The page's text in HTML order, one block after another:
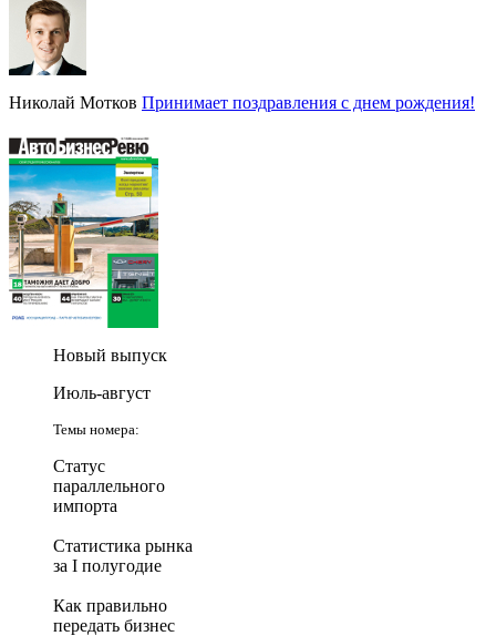
Николай Мотков Принимает поздравления с днем рождения!
Новый выпуск
Июль-август
Темы номера:
Статус
параллельного
импорта
Статистика рынка
за I полугодие
Как правильно
передать бизнес